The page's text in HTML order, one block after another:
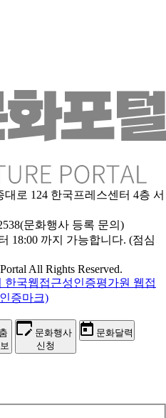
로 124 한국프레스센터 4층 서
문화행사 등록 문의)
18:00 까지 가능합니다. (점심
All Rights Reserved.
문화행사
신청
문화달력